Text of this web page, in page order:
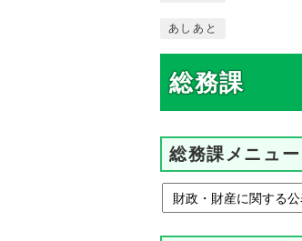
あしあと
総務課
総務課メニュー